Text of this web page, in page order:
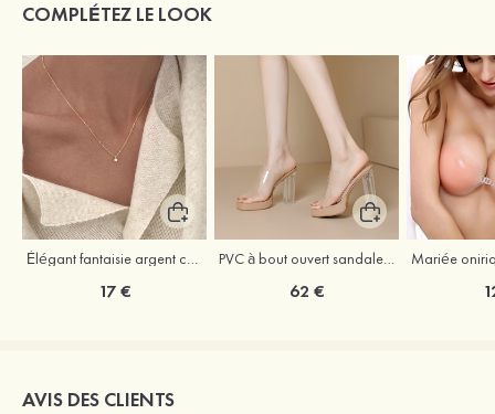
COMPLÉTEZ LE LOOK
Élégant fantaisie argent colliers avec zircone cubique
17 €
PVC à bout ouvert sandaless talon bottier chaussures de mode
62 €
AVIS DES CLIENTS